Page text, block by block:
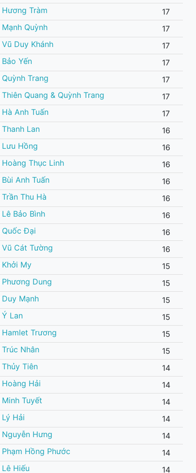
Hương Tràm
17
Mạnh Quỳnh
17
Vũ Duy Khánh
17
Bảo Yến
17
Quỳnh Trang
17
Thiên Quang & Quỳnh Trang
17
Hà Anh Tuấn
17
Thanh Lan
16
Lưu Hồng
16
Hoàng Thục Linh
16
Bùi Anh Tuấn
16
Trần Thu Hà
16
Lê Bảo Bình
16
Quốc Đại
16
Vũ Cát Tường
16
Khởi My
15
Phương Dung
15
Duy Mạnh
15
Ý Lan
15
Hamlet Trương
15
Trúc Nhân
15
Thủy Tiên
14
Hoàng Hải
14
Minh Tuyết
14
Lý Hải
14
Nguyễn Hưng
14
Phạm Hồng Phước
14
Lê Hiếu
14